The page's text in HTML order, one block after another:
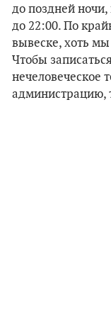
до поздней
до 22:00. По
вывеске, хоть
Чтобы
нечеловеческое
администрацию,